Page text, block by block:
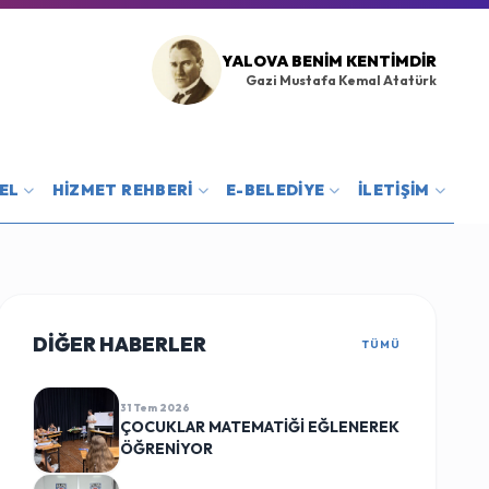
YALOVA BENIM KENTIMDIR
Gazi Mustafa Kemal Atatürk
HİZMET REHBERİ E-BELEDİYE İLETİŞİM
DİĞER HABERLER TÜMÜ
31 Tem 2026
ÇOCUKLAR MATEMATİĞİ EĞLENEREK
ÖĞRENİYOR